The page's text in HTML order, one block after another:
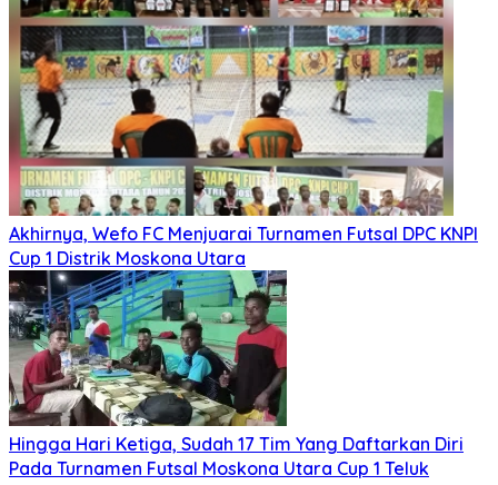
Akhirnya, Wefo FC Menjuarai Turnamen Futsal DPC KNPI
Cup 1 Distrik Moskona Utara
Hingga Hari Ketiga, Sudah 17 Tim Yang Daftarkan Diri
Pada Turnamen Futsal Moskona Utara Cup 1 Teluk